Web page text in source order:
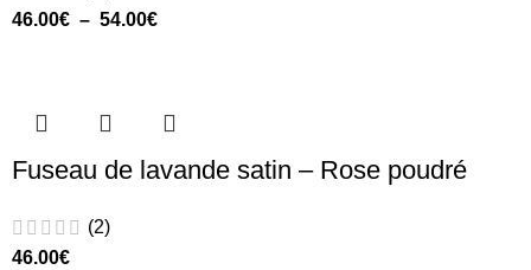
46.00€ – 54.00€
Fuseau de lavande satin – Rose poudré
(2)
46.00€